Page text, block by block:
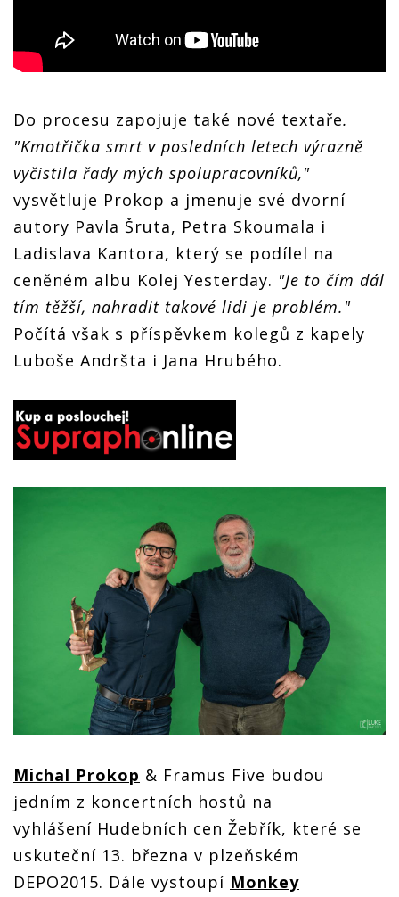
Do procesu zapojuje také nové textaře.
"Kmotřička smrt v posledních letech výrazně
vyčistila řady mých spolupracovníků,"
vysvětluje Prokop a jmenuje své dvorní
autory Pavla Šruta, Petra Skoumala i
Ladislava Kantora, který se podílel na
ceněném albu Kolej Yesterday. "Je to čím dál
tím těžší, nahradit takové lidi je problém."
Počítá však s příspěvkem kolegů z kapely
Luboše Andršta i Jana Hrubého.
Michal Prokop & Framus Five budou
jedním z koncertních hostů na
vyhlášení Hudebních cen Žebřík, které se
uskuteční 13. března v plzeňském
DEPO2015. Dále vystoupí Monkey